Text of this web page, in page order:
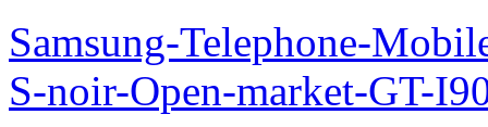
Samsung-Telephone-
S-noir-Open-market-GT-